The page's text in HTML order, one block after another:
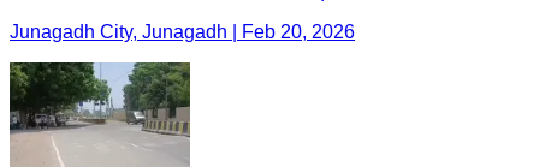
Junagadh City, Junagadh | Feb 20, 2026